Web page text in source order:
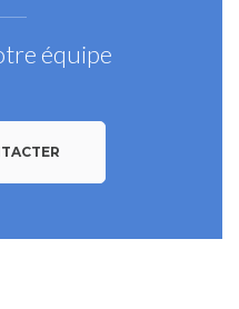
équipe